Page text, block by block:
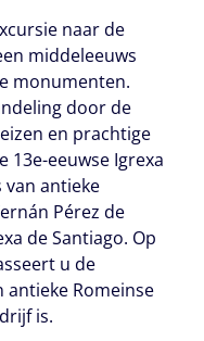
naar de
middeleeuws
monumenten.
door de
en prachtige
13e-eeuwse Igrexa
van antieke
Pérez de
de Santiago. Op
u de
antieke Romeinse
is.